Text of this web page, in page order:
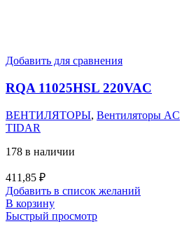
Добавить для сравнения
RQA 11025HSL 220VAC
ВЕНТИЛЯТОРЫ, Вентиляторы AC
TIDAR
178 в наличии
411,85 ₽
Добавить в список желаний
В корзину
Быстрый просмотр